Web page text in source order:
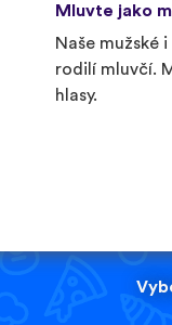
Mluvte jako
Naše mužské
rodilí mluvčí.
hlasy.